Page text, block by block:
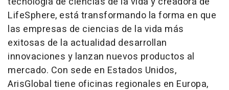
LifeSphere, está transformando la forma en que
las empresas de ciencias de la vida más
exitosas de la actualidad desarrollan
innovaciones y lanzan nuevos productos al
mercado. Con sede en Estados Unidos,
ArisGlobal tiene oficinas regionales en Europa,